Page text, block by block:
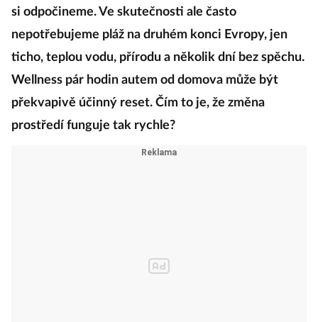
si odpočineme. Ve skutečnosti ale často
nepotřebujeme pláž na druhém konci Evropy, jen
ticho, teplou vodu, přírodu a několik dní bez spěchu.
Wellness pár hodin autem od domova může být
překvapivě účinný reset. Čím to je, že změna
prostředí funguje tak rychle?